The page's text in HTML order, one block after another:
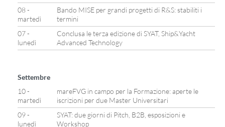
08 -
martedì
Bando MISE per grandi progetti di R&S: stabiliti i
termini
07 -
lunedì
Conclusa le terza edizione di SYAT, Ship&Yacht
Advanced Technology
Settembre
10 -
martedì
mareFVG in campo per la Formazione: aperte le
iscrizioni per due Master Universitari
09 -
lunedì
SYAT: due giorni di Pitch, B2B, esposizioni e
Workshop